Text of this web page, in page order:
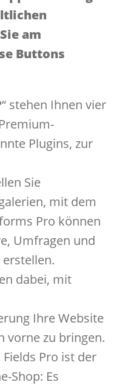
am
Buttons
stehen Ihnen vier
Plugins, zur
Sie
mit dem
Pro können
Umfragen und
dabei, mit
Ihre Website
vorne zu bringen.
Pro ist der
Shop: Es